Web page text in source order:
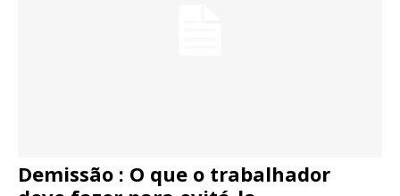
Demissão : O que o trabalhador